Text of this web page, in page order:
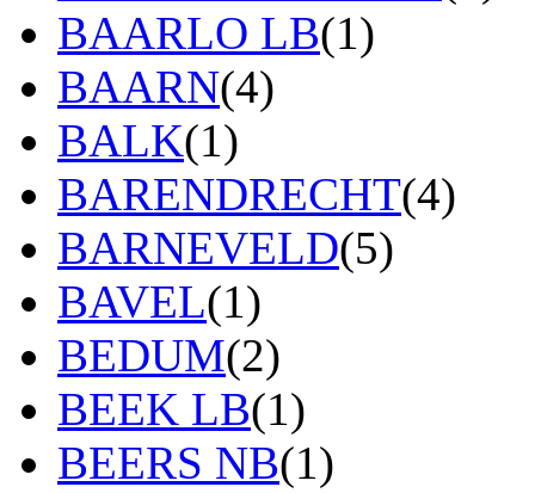
BAARLO LB(1)
BAARN(4)
BALK(1)
BARENDRECHT(4)
BARNEVELD(5)
BAVEL(1)
BEDUM(2)
BEEK LB(1)
BEERS NB(1)